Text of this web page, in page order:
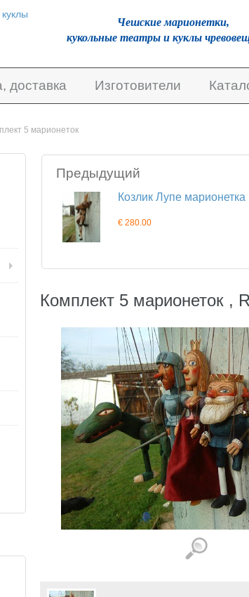
доставка Изготовители
5 марионеток
Предыдущий
Козлик Лупе марионетка
€ 280.00
Комплект 5 марионеток ,
Чешскиe марионетки,
кукольные театры и куклы